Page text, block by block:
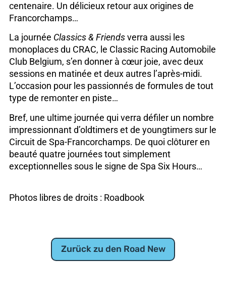
centenaire. Un délicieux retour aux origines de
Francorchamps…
La journée Classics & Friendsverra aussi les
monoplaces du CRAC, le Classic Racing Automobile
Club Belgium, s’en donner à cœur joie, avec deux
sessions en matinée et deux autres l’après-midi.
L’occasion pour les passionnés de formules de tout
type de remonter en piste…
Bref, une ultime journée qui verra défiler un nombre
impressionnant d’oldtimers et de youngtimers sur le
Circuit de Spa-Francorchamps. De quoi clôturer en
beauté quatre journées tout simplement
exceptionnelles sous le signe de Spa Six Hours…
Photos libres de droits : Roadbook
Zurück zu den Road New